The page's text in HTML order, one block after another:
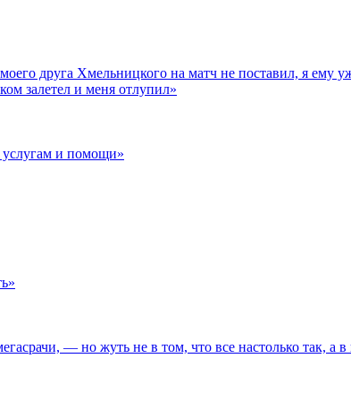
друга Хмельницкого на матч не поставил, я ему
залетел и меня отлупил»
услугам и помощи»
— но жуть не в том, что все настолько так, а в